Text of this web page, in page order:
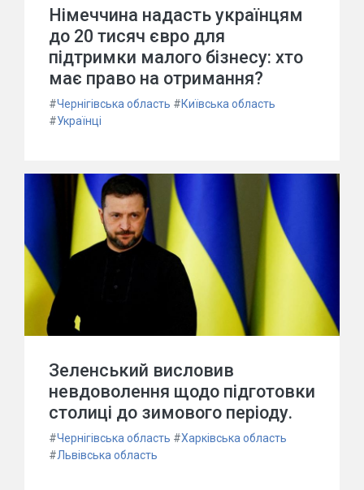
Німеччина надасть українцям
до 20 тисяч євро для
підтримки малого бізнесу: хто
має право на отримання?
#Чернігівська область #Київська область
#Українці
Зеленський висловив
невдоволення щодо підготовки
столиці до зимового періоду.
#Чернігівська область #Харківська область
#Львівська область